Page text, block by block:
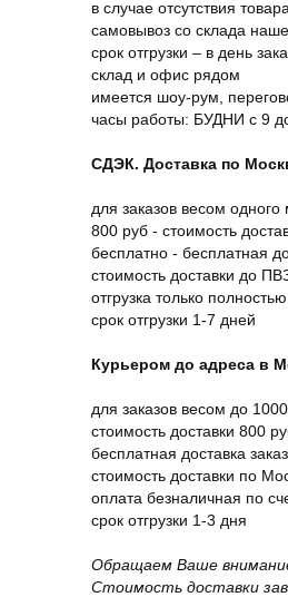
в случае отсутствия
самовывоз со склада
срок отгрузки – в день
склад и офис рядом
имеется шоу-рум,
часы работы: БУДНИ с 9
СДЭК. Доставка по
для заказов весом
800 руб - стоимость
бесплатно - бесплатная
стоимость доставки до
отгрузка только
срок отгрузки 1-7 дней
Курьером до адреса в
для заказов весом до
стоимость доставки 800
бесплатная доставка
стоимость доставки по
оплата безналичная по
срок отгрузки 1-3 дня
Обращаем Ваше
Стоимость доставки